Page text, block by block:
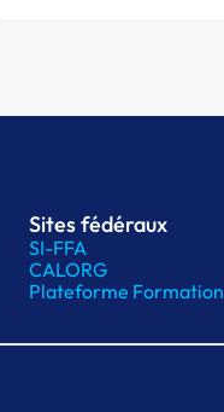
Sites fédéraux
SI-FFA
CALORG
Plateforme Formation